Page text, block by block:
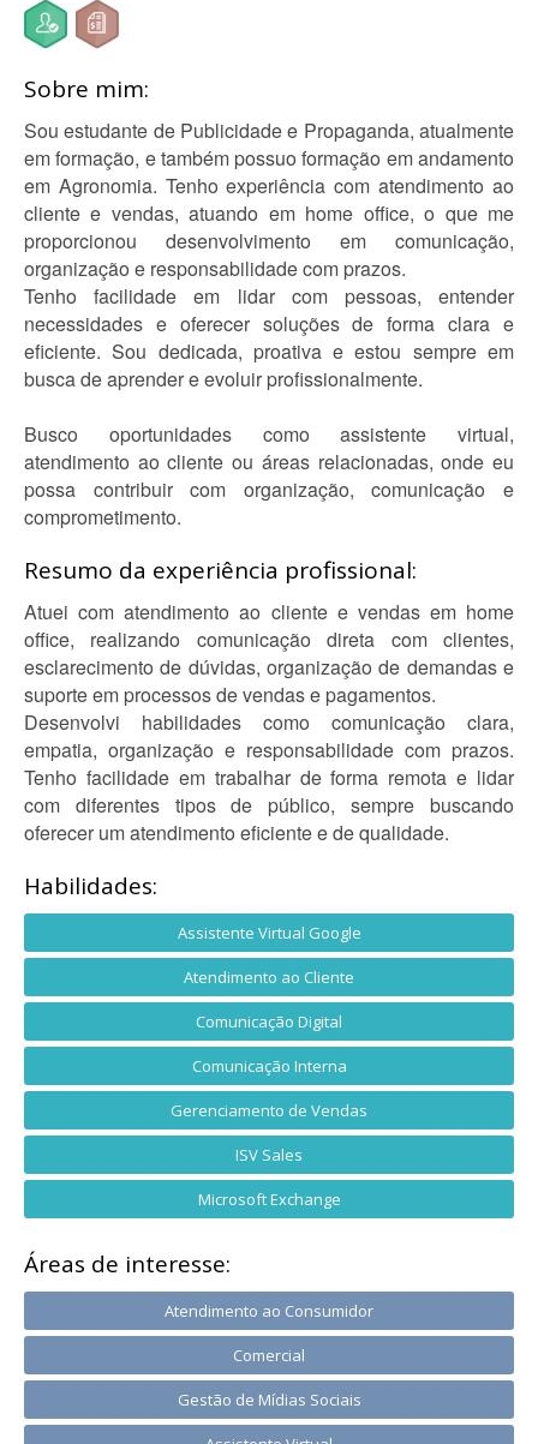
Sobre mim:
Sou estudante de Publicidade e Propaganda, atualmente
em formação, e também possuo formação em andamento
em Agronomia. Tenho experiência com atendimento ao
cliente e vendas, atuando em home office, o que me
proporcionou desenvolvimento em comunicação,
organização e responsabilidade com prazos.
Tenho facilidade em lidar com pessoas, entender
necessidades e oferecer soluções de forma clara e
eficiente. Sou dedicada, proativa e estou sempre em
busca de aprender e evoluir profissionalmente.
Busco oportunidades como assistente virtual,
atendimento ao cliente ou áreas relacionadas, onde eu
possa contribuir com organização, comunicação e
comprometimento.
Resumo da experiência profissional:
Atuei com atendimento ao cliente e vendas em home
office, realizando comunicação direta com clientes,
esclarecimento de dúvidas, organização de demandas e
suporte em processos de vendas e pagamentos.
Desenvolvi habilidades como comunicação clara,
empatia, organização e responsabilidade com prazos.
Tenho facilidade em trabalhar de forma remota e lidar
com diferentes tipos de público, sempre buscando
oferecer um atendimento eficiente e de qualidade.
Habilidades:
Assistente Virtual Google
Atendimento ao Cliente
Comunicação Digital
Comunicação Interna
Gerenciamento de Vendas
ISV Sales
Microsoft Exchange
Áreas de interesse:
Atendimento ao Consumidor
Comercial
Gestão de Mídias Sociais